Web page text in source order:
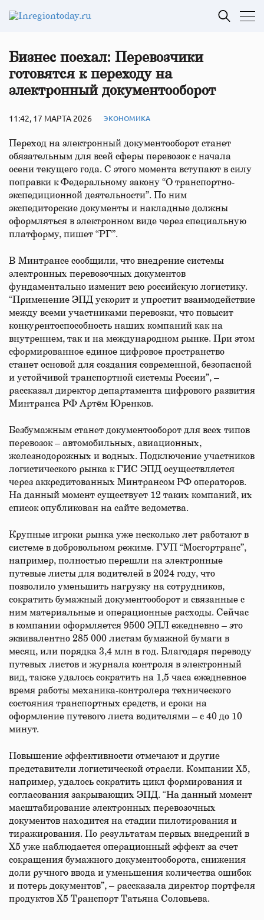
Бизнес поехал: Перевозчики
готовятся к переходу на
электронный документооборот
11:42, 17 МАРТА 2026 ЭКОНОМИКА
Переход на электронный документооборот станет
обязательным для всей сферы перевозок с начала
осени текущего года. С этого момента вступают в силу
поправки к Федеральному закону “О транспортно-
экспедиционной деятельности”. По ним
экспедиторские документы и накладные должны
оформляться в электронном виде через специальную
платформу, пишет “РГ”.
В Минтрансе сообщили, что внедрение системы
электронных перевозочных документов
фундаментально изменит всю российскую логистику.
“Применение ЭПД ускорит и упростит взаимодействие
между всеми участниками перевозки, что повысит
конкурентоспособность наших компаний как на
внутреннем, так и на международном рынке. При этом
сформированное единое цифровое пространство
станет основой для создания современной, безопасной
и устойчивой транспортной системы России”, –
рассказал директор департамента цифрового развития
Минтранса РФ Артём Юренков.
Безбумажным станет документооборот для всех типов
перевозок – автомобильных, авиационных,
железнодорожных и водных. Подключение участников
логистического рынка к ГИС ЭПД осуществляется
через аккредитованных Минтрансом РФ операторов.
На данный момент существует 12 таких компаний, их
список опубликован на сайте ведомства.
Крупные игроки рынка уже несколько лет работают в
системе в добровольном режиме. ГУП “Мосгортранс”,
например, полностью перешли на электронные
путевые листы для водителей в 2024 году, что
позволило уменьшить нагрузку на сотрудников,
сократить бумажный документооборот и связанные с
ним материальные и операционные расходы. Сейчас
в компании оформляется 9500 ЭПЛ ежедневно – это
эквивалентно 285 000 листам бумажной бумаги в
месяц, или порядка 3,4 млн в год. Благодаря переводу
путевых листов и журнала контроля в электронный
вид, также удалось сократить на 1,5 часа ежедневное
время работы механика-контролера технического
состояния транспортных средств, и сроки на
оформление путевого листа водителями – с 40 до 10
минут.
Повышение эффективности отмечают и другие
представители логистической отрасли. Компании Х5,
например, удалось сократить цикл формирования и
согласования закрывающих ЭПД. “На данный момент
масштабирование электронных перевозочных
документов находится на стадии пилотирования и
тиражирования. По результатам первых внедрений в
Х5 уже наблюдается операционный эффект за счет
сокращения бумажного документооборота, снижения
доли ручного ввода и уменьшения количества ошибок
и потерь документов”, – рассказала директор портфеля
продуктов Х5 Транспорт Татьяна Соловьева.